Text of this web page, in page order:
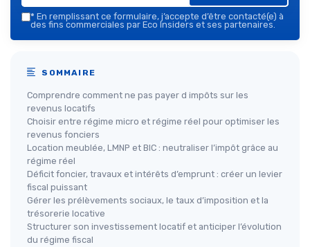
* En remplissant ce formulaire, j’accepte d’être contacté(e) à
des fins commerciales par Eco Insiders et ses partenaires.
SOMMAIRE
Comprendre comment ne pas payer d impôts sur les
revenus locatifs
Choisir entre régime micro et régime réel pour optimiser les
revenus fonciers
Location meublée, LMNP et BIC : neutraliser l’impôt grâce au
régime réel
Déficit foncier, travaux et intérêts d’emprunt : créer un levier
fiscal puissant
Gérer les prélèvements sociaux, le taux d’imposition et la
trésorerie locative
Structurer son investissement locatif et anticiper l’évolution
du régime fiscal